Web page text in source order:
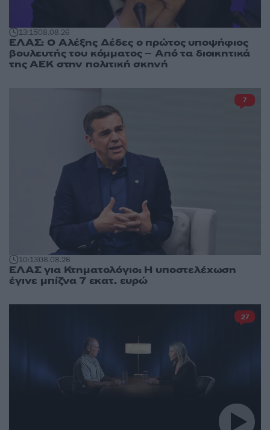
13:1508.08.26
ΕΛΑΣ: Ο Αλέξης Δέδες ο πρώτος υποψήφιος
βουλευτής του κόμματος – Από τα διοικητικά
της ΑΕΚ στην πολιτική σκηνή
10:1308.08.26
ΕΛΑΣ για Κτηματολόγιο: Η υποστελέχωση
έγινε μπίζνα 7 εκατ. ευρώ
7
27